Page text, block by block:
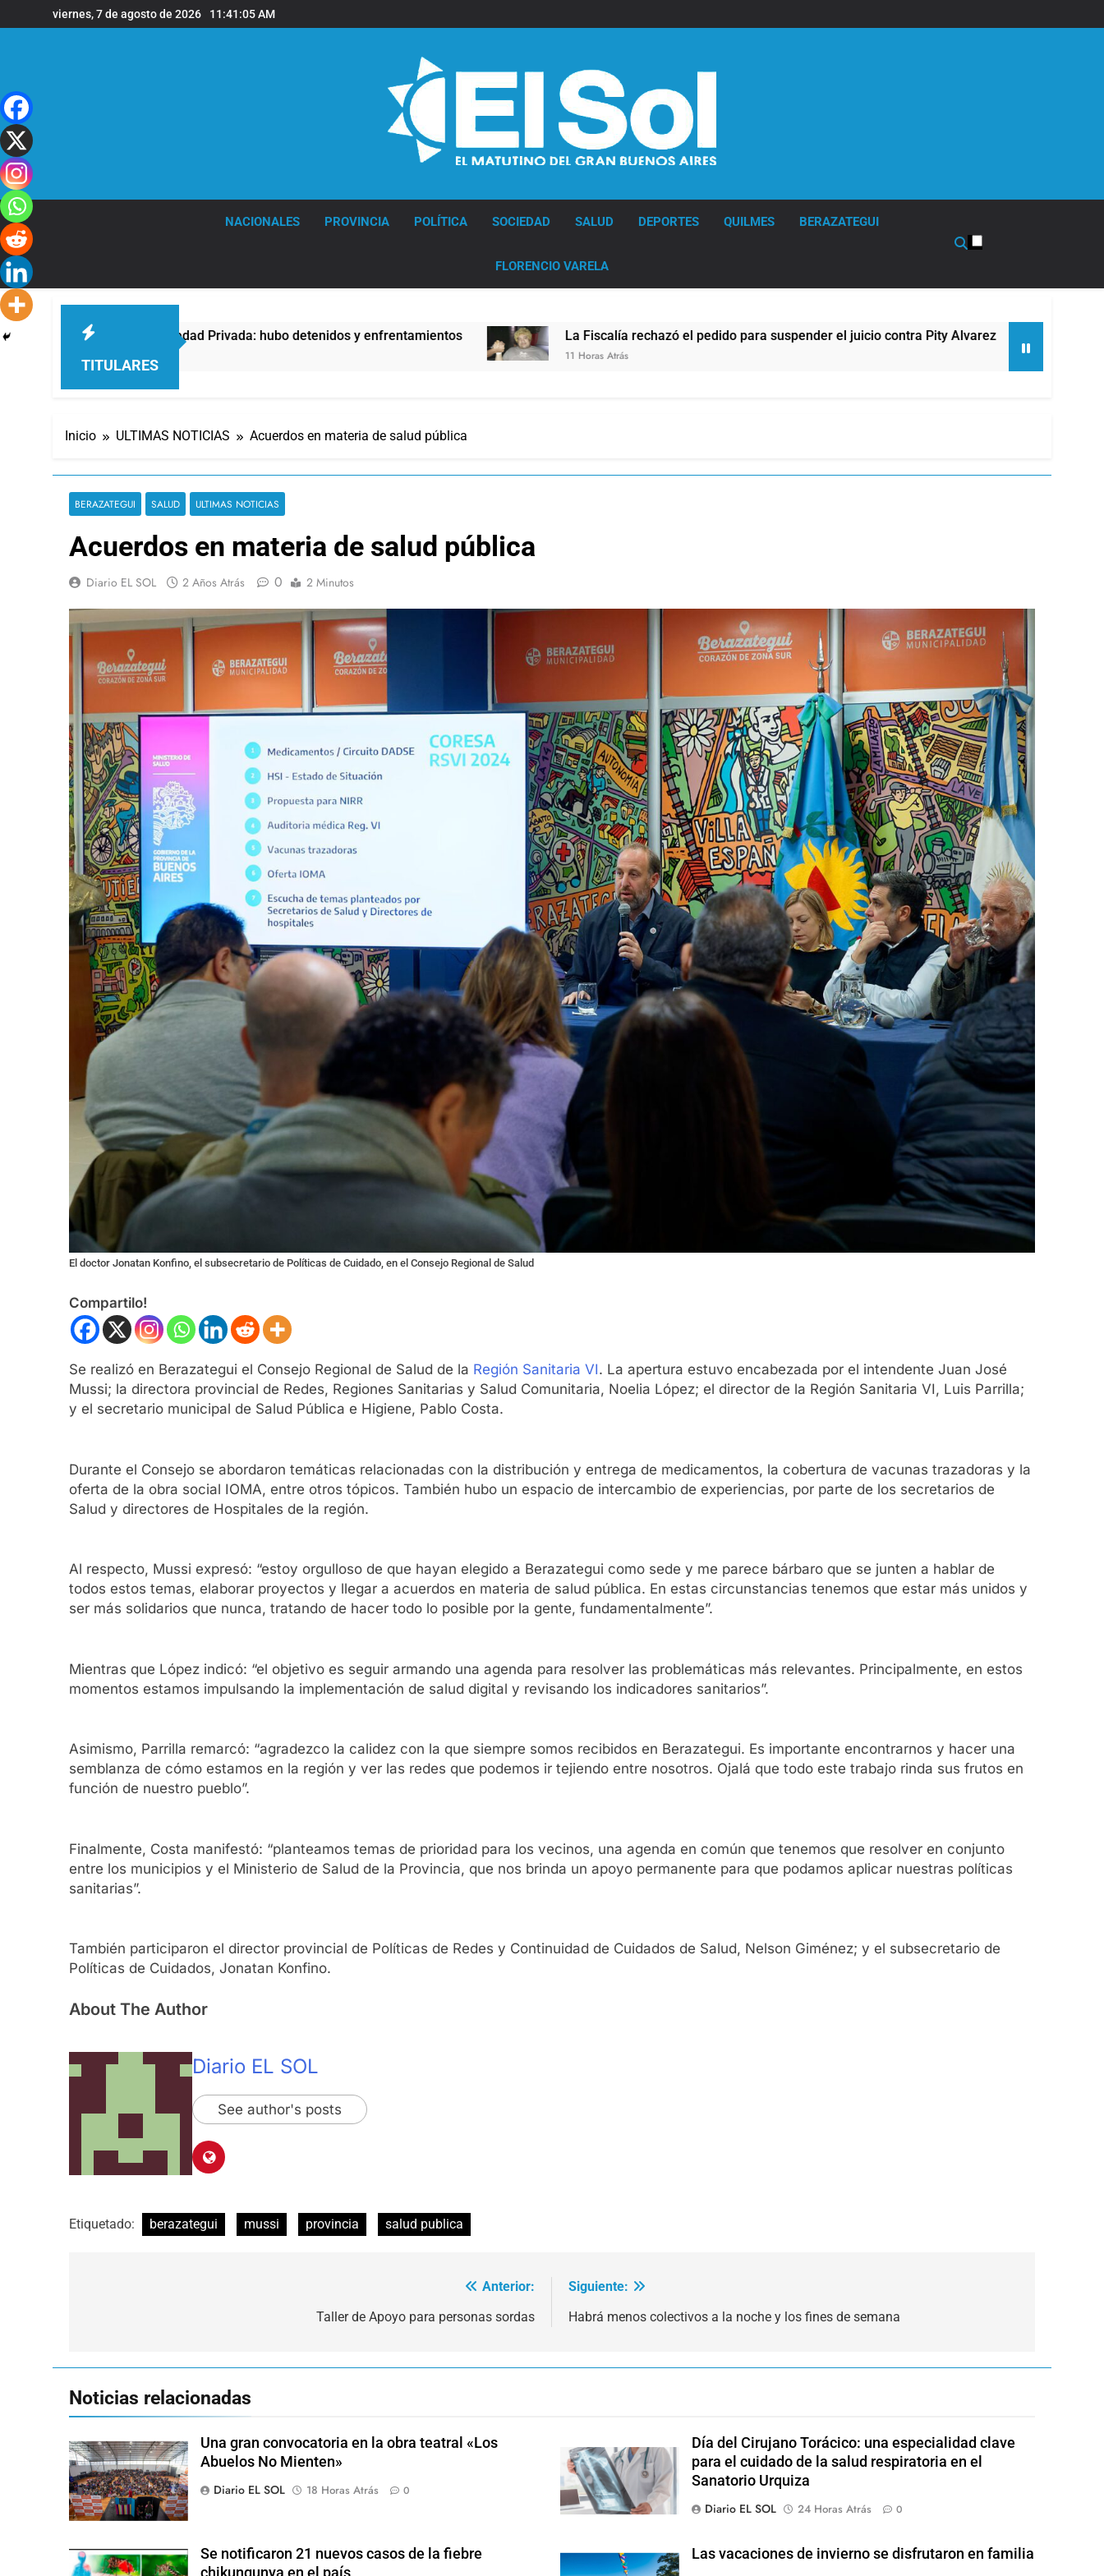
al
viernes, 7 de agosto de 2026 11:41:07 AM
NACIONALES PROVINCIA POLÍTICA SOCIEDAD SALUD DEPORTES QUILMES BERAZATEGUI
FLORENCIO VARELA
TITULARES
de Propiedad Privada: hubo detenidos y enfrentamientos La Fiscalía rechazó el pedido para suspender el juicio contra Pity Alvarez
11 Horas Atrás
67 barrios full LED
12 Horas Atrás
Inicio ULTIMAS NOTICIAS Acuerdos en materia de salud pública
BERAZATEGUI SALUD ULTIMAS NOTICIAS
Acuerdos en materia de salud pública
Diario EL SOL 2 Años Atrás 0 2 Minutos
El doctor Jonatan Konfino, el subsecretario de Políticas de Cuidado, en el Consejo Regional de Salud
Compartilo!
Se realizó en Berazategui el Consejo Regional de Salud de la Región Sanitaria VI. La apertura estuvo encabezada por el intendente Juan José
Mussi; la directora provincial de Redes, Regiones Sanitarias y Salud Comunitaria, Noelia López; el director de la Región Sanitaria VI, Luis Parrilla;
y el secretario municipal de Salud Pública e Higiene, Pablo Costa.
Durante el Consejo se abordaron temáticas relacionadas con la distribución y entrega de medicamentos, la cobertura de vacunas trazadoras y la
oferta de la obra social IOMA, entre otros tópicos. También hubo un espacio de intercambio de experiencias, por parte de los secretarios de
Salud y directores de Hospitales de la región.
Al respecto, Mussi expresó: “estoy orgulloso de que hayan elegido a Berazategui como sede y me parece bárbaro que se junten a hablar de
todos estos temas, elaborar proyectos y llegar a acuerdos en materia de salud pública. En estas circunstancias tenemos que estar más unidos y
ser más solidarios que nunca, tratando de hacer todo lo posible por la gente, fundamentalmente”.
Mientras que López indicó: “el objetivo es seguir armando una agenda para resolver las problemáticas más relevantes. Principalmente, en estos
momentos estamos impulsando la implementación de salud digital y revisando los indicadores sanitarios”.
Asimismo, Parrilla remarcó: “agradezco la calidez con la que siempre somos recibidos en Berazategui. Es importante encontrarnos y hacer una
semblanza de cómo estamos en la región y ver las redes que podemos ir tejiendo entre nosotros. Ojalá que todo este trabajo rinda sus frutos en
función de nuestro pueblo”.
Finalmente, Costa manifestó: “planteamos temas de prioridad para los vecinos, una agenda en común que tenemos que resolver en conjunto
entre los municipios y el Ministerio de Salud de la Provincia, que nos brinda un apoyo permanente para que podamos aplicar nuestras políticas
sanitarias”.
También participaron el director provincial de Políticas de Redes y Continuidad de Cuidados de Salud, Nelson Giménez; y el subsecretario de
Políticas de Cuidados, Jonatan Konfino.
About The Author
Diario EL SOL
See author's posts
Etiquetado: berazategui mussi provincia salud publica
Anterior:
Taller de Apoyo para personas sordas
Siguiente:
Habrá menos colectivos a la noche y los fines de semana
Noticias relacionadas
Una gran convocatoria en la obra teatral «Los
Abuelos No Mienten»
Diario EL SOL
18 Horas Atrás 0
Día del Cirujano Torácico: una especialidad clave
para el cuidado de la salud respiratoria en el
Sanatorio Urquiza
Diario EL SOL
24 Horas Atrás 0
Se notificaron 21 nuevos casos de la fiebre
Las vacaciones de invierno se disfrutaron en familia